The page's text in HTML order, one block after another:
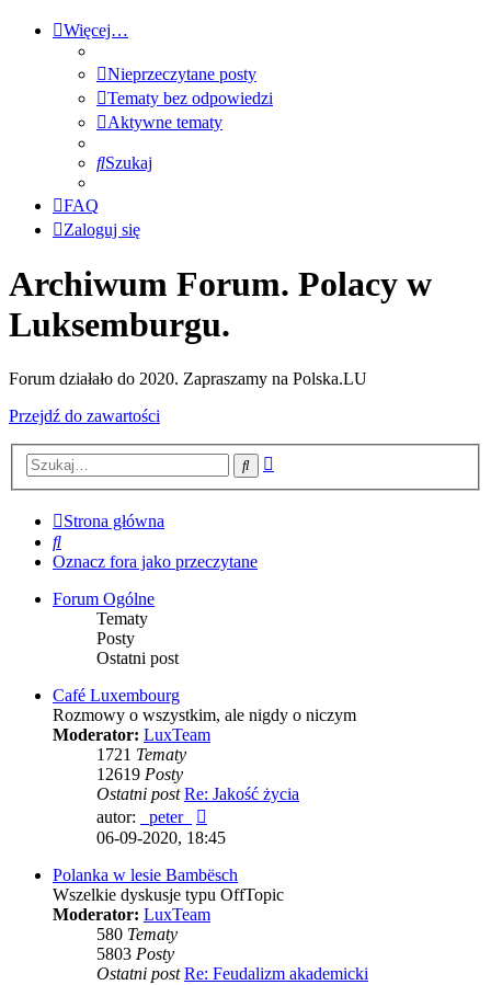
Więcej…
Nieprzeczytane posty
Tematy bez odpowiedzi
Aktywne tematy
Szukaj
FAQ
Zaloguj się
Archiwum Forum. Polacy w
Luksemburgu.
Forum działało do 2020. Zapraszamy na Polska.LU
Przejdź do zawartości
Szukaj
Strona główna
Szukaj
Oznacz fora jako przeczytane
Forum Ogólne
Tematy
Posty
Ostatni post
Café Luxembourg
Rozmowy o wszystkim, ale nigdy o niczym
Moderator: LuxTeam
1721 Tematy
12619 Posty
Ostatni post Re: Jakość życia
autor:
_peter_
najnowszy
06-09-2020, 18:45
Polanka w lesie Bambësch
Wszelkie dyskusje typu OffTopic
Moderator: LuxTeam
580 Tematy
5803 Posty
Ostatni post Re: Feudalizm akademicki